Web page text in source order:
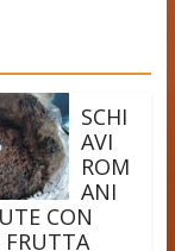
SCHI
AVI
ROM
ANI
CON
FRUTTA